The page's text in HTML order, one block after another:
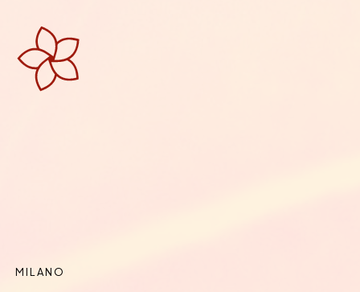
MILANO